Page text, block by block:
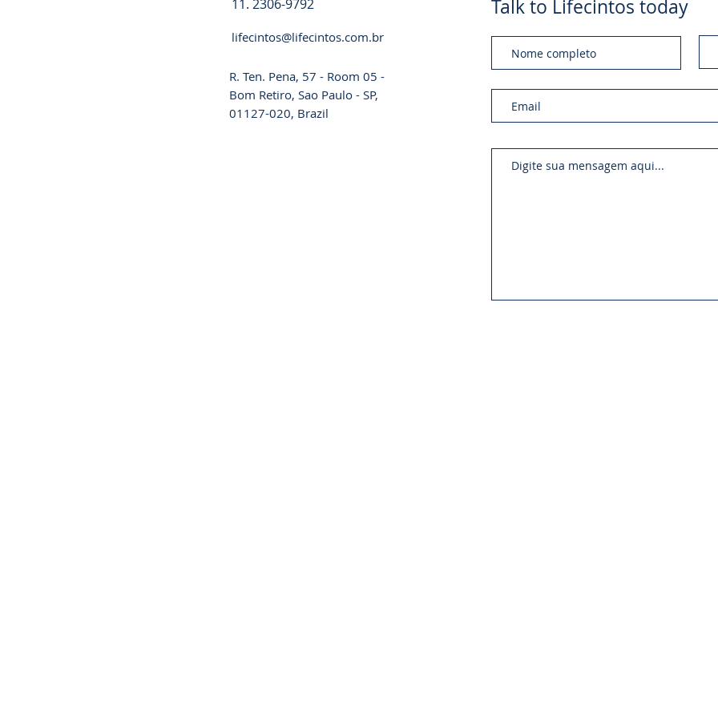
11. 2306-9792
lifecintos@lifecintos.com.br
R. Ten. Pena, 57 - Room 05 -
Bom Retiro, Sao Paulo - SP,
01127-020, Brazil
Talk to Lifecintos today